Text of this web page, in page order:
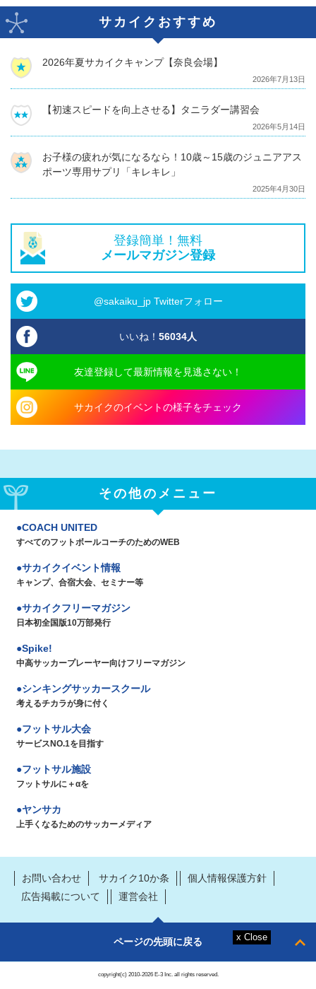
サカイクおすすめ
2026年夏サカイクキャンプ【奈良会場】
2026年7月13日
【初速スピードを向上させる】タニラダー講習会
2026年5月14日
お子様の疲れが気になるなら！10歳～15歳のジュニアアス
ポーツ専用サプリ「キレキレ」
2025年4月30日
登録簡単！無料
メールマガジン登録
@sakaiku_jp Twitterフォロー
いいね！ 56034人
友達登録して最新情報を見逃さない！
サカイクのイベントの様子をチェック
その他のメニュー
COACH UNITED
すべてのフットボールコーチのためのWEB
サカイクイベント情報
キャンプ、合宿大会、セミナー等
サカイクフリーマガジン
日本初全国版10万部発行
Spike!
中高サッカープレーヤー向けフリーマガジン
シンキングサッカースクール
考えるチカラが身に付く
フットサル大会
サービスNO.1を目指す
フットサル施設
フットサルに＋αを
ヤンサカ
上手くなるためのサッカーメディア
お問い合わせ サカイク10か条
個人情報保護方針
広告掲載について
運営会社
ページの先頭に戻る
copyright(c) 2010-2026 E-3 Inc. all rights reserved.